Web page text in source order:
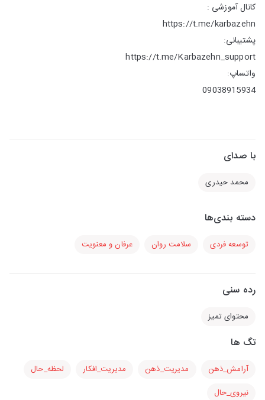
کانال آموزشی :
https://t.me/karbazehn
پشتیبانی:
https://t.me/Karbazehn_support
واتساپ:
09038915934
با صدای
محمد حیدری
دسته بندی‌ها
توسعه فردی سلامت روان عرفان و معنویت
رده سنی
محتوای تمیز
تگ ها
آرامش_ذهن مدیریت_ذهن مدیریت_افکار
لحظه_حال
نیروی_حال